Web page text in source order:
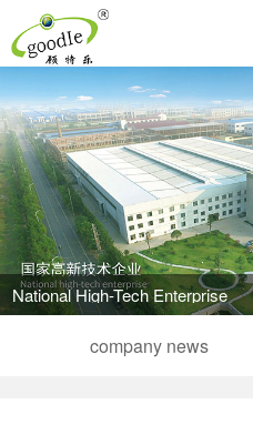
National High-Tech Enterprise
company news